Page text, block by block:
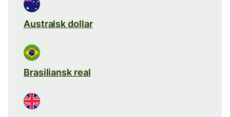
Australsk dollar
Brasiliansk real